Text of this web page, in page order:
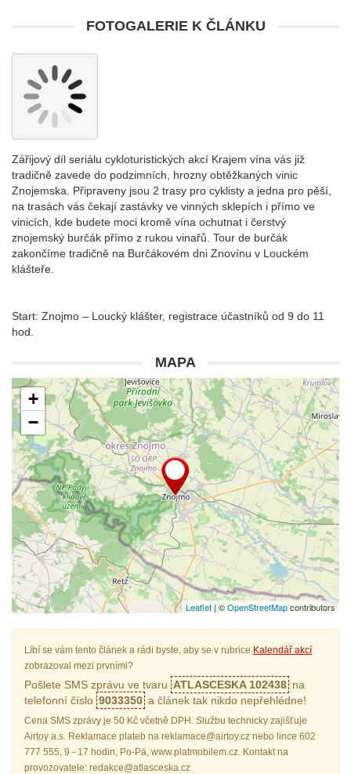
FOTOGALERIE K ČLÁNKU
Zářijový díl seriálu cykloturistických akcí Krajem vína vás již
tradičně zavede do podzimních, hrozny obtěžkaných vinic
Znojemska. Připraveny jsou 2 trasy pro cyklisty a jedna pro pěší,
na trasách vás čekají zastávky ve vinných sklepích i přímo ve
vinicích, kde budete moci kromě vína ochutnat i čerstvý
znojemský burčák přímo z rukou vinařů. Tour de burčák
zakončíme tradičně na Burčákovém dni Znovínu v Louckém
klášteře.
Start: Znojmo – Loucký klášter, registrace účastníků od 9 do 11
hod.
MAPA
+
−
Leaflet | ©OpenStreetMapcontributors
Líbí se vám tento článek a rádi byste, aby se v rubrice Kalendář akcí
zobrazoval mezi prvními?
Pošlete SMS zprávu ve tvaru ATLASCESKA 102438 na
telefonní číslo 9033350 a článek tak nikdo nepřehlédne!
Cena SMS zprávy je 50 Kč včetně DPH. Službu technicky zajišťuje
Airtoy a.s. Reklamace plateb na reklamace@airtoy.cz nebo lince 602
777 555, 9 - 17 hodin, Po-Pá, www.platmobilem.cz. Kontakt na
provozovatele: redakce@atlasceska.cz